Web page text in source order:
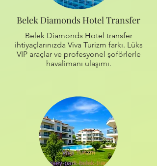
Belek Diamonds Hotel Transfer
Belek Diamonds Hotel transfer
ihtiyaçlarınızda Viva Turizm farkı. Lüks
VIP araçlar ve profesyonel şoförlerle
havalimanı ulaşımı.